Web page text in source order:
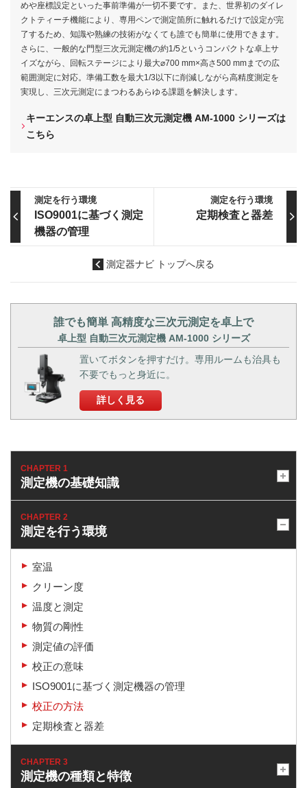
めや座標設定といった事前準備が一切不要です。また、世界初のダイレ
クトティーチ機能により、専用ペンで測定箇所に触れるだけで設定が完
了するため、知識や熟練の技術がなくても誰でも簡単に使用できます。
さらに、一般的な門型三次元測定機の約1/5というコンパクトな卓上サ
イズながら、回転ステージにより最大⌀700 mm×高さ500 mmまでの広
範囲測定に対応。準備工数を最大1/3以下に削減しながら高精度測定を
実現し、三次元測定にまつわるあらゆる課題を解決します。
キーエンスの卓上型 自動三次元測定機 AM-1000 シリーズは
こちら
測定を行う環境
ISO9001に基づく測定
機器の管理
測定を行う環境
定期検査と器差
測定器ナビ トップへ戻る
誰でも簡単 高精度な三次元測定を卓上で
卓上型 自動三次元測定機 AM-1000 シリーズ
置いてボタンを押すだけ。専用ルームも治具も
不要でもっと身近に。
詳しく見る
CHAPTER 1
測定機の基礎知識
CHAPTER 2
測定を行う環境
室温
クリーン度
温度と測定
物質の剛性
測定値の評価
校正の意味
ISO9001に基づく測定機器の管理
校正の方法
定期検査と器差
CHAPTER 3
測定機の種類と特徴